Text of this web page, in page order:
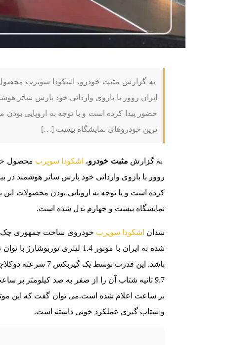
به گزارش مثبت خودرو، اشکودا سوپرب
حضور پیدا کرده است و با توجه به اروپایی
ترین خودروهای نمایشگاه بیست […]
به گزارش مثبت خودرو، اشکودا سوپرب محصول
کرده است و با توجه به اروپایی بودن محصولات
نمایشگاه بیست و چهارم بدل شده است.
سدان اشکودا سوپرب
باشد. این قدرت
بر ساعت اعلام شده است.
و شتاب گیری عملکرد خوبی داشته است.